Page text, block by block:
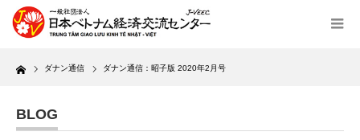
Home ダナン通信 ダナン通信：昭子版 2020年2月号
BLOG